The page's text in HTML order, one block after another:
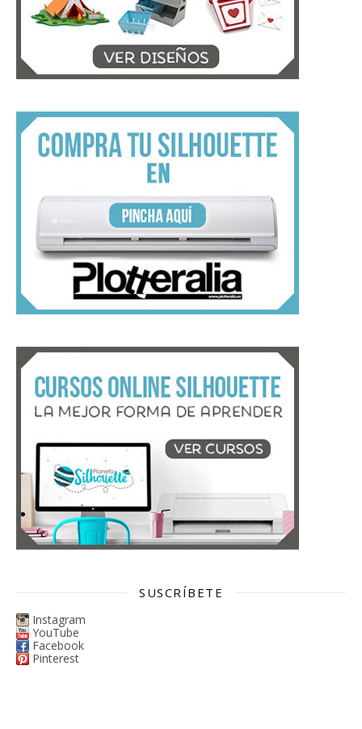
SUSCRÍBETE
Instagram
YouTube
Facebook
Pinterest